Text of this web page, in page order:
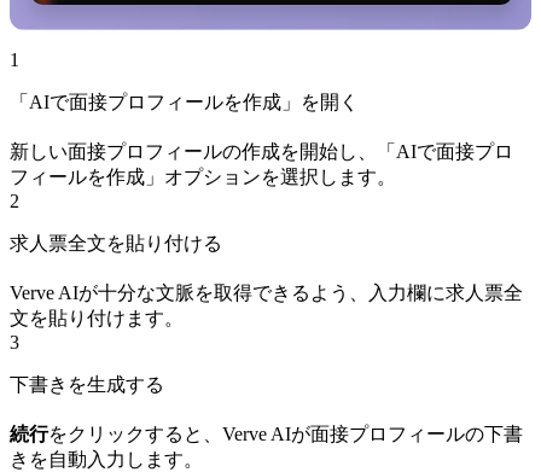
1
「AIで面接プロフィールを作成」を開く
新しい面接プロフィールの作成を開始し、「AIで面接プロ
フィールを作成」オプションを選択します。
2
求人票全文を貼り付ける
Verve AIが十分な文脈を取得できるよう、入力欄に求人票全
文を貼り付けます。
3
下書きを生成する
続行をクリックすると、Verve AIが面接プロフィールの下書
きを自動入力します。